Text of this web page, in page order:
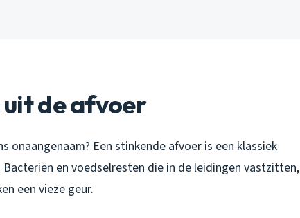
uit de afvoer
onaangenaam? Een stinkende afvoer is een klassiek
en voedselresten die in de leidingen vastzitten,
een vieze geur.